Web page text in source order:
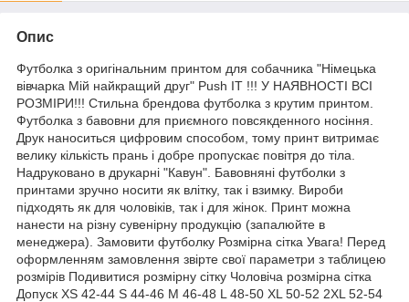
Опис
Футболка з оригінальним принтом для собачника "Німецька
вівчарка Мій найкращий друг" Push IT !!! У НАЯВНОСТІ ВСІ
РОЗМІРИ!!! Стильна брендова футболка з крутим принтом.
Футболка з бавовни для приємного повсякденного носіння.
Друк наноситься цифровим способом, тому принт витримає
велику кількість прань і добре пропускає повітря до тіла.
Надруковано в друкарні "Кавун". Бавовняні футболки з
принтами зручно носити як влітку, так і взимку. Вироби
підходять як для чоловіків, так і для жінок. Принт можна
нанести на різну сувенірну продукцію (запалюйте в
менеджера). Замовити футболку Розмірна сітка Увага! Перед
оформленням замовлення звірте свої параметри з таблицею
розмірів Подивитися розмірну сітку Чоловіча розмірна сітка
Допуск XS 42-44 S 44-46 M 46-48 L 48-50 XL 50-52 2XL 52-54